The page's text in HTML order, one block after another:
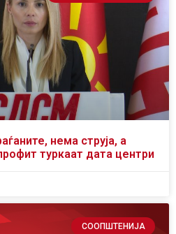
нема струја, а
туркаат дата центри
СООПШТЕНИЈА